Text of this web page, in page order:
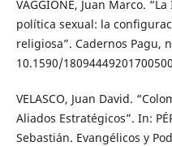
VAGGIONE, Juan Marco.
política sexual: la
religiosa”. Cadernos Pagu,
10.1590/
VELASCO, Juan David.
Aliados Estratégicos”. In:
Sebastián. Evangélicos y